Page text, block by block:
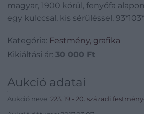
magyar, 1900 körül, fenyőfa
egy kulccsal, kis sérüléssel,
Kategória: Festmény, grafika
Kikiáltási ár: 30 000 Ft
Aukció adatai
Aukció neve: 223. 19 - 20. századi